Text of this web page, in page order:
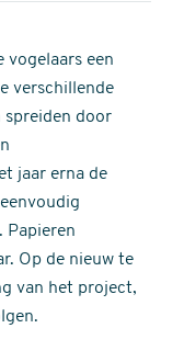
vogelaars een
verschillende
spreiden door
jaar erna de
. Papieren
Op de nieuw te
van het project,